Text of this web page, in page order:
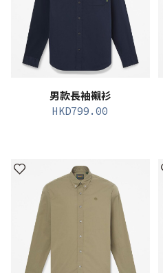
男款長袖襯衫
HKD799.00